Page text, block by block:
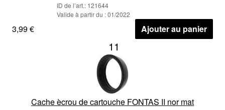
ID de l’art.: 121644
Valide à partir du : 01/2022
3,99 € Ajouter au panier
11
Cache ècrou de cartouche FONTAS II nor mat